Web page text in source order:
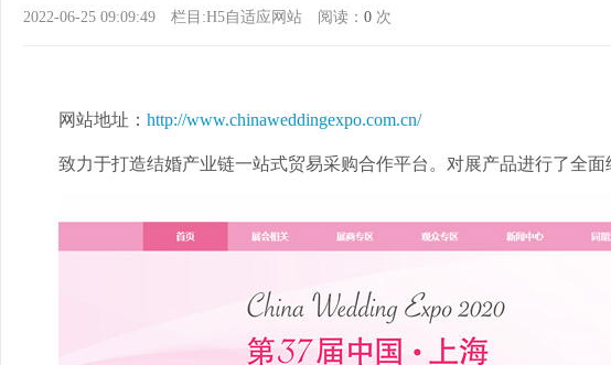
2022-06-25 09:09:49 栏目:H5自适应网站 阅读： 0 次
网站地址： http://www.chinaweddingexpo.com.cn/
致力于打造结婚产业链一站式贸易采购合作平台。对展产品进行了全